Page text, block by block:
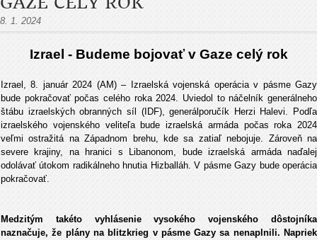
8. 1. 2024
Izrael - Budeme bojovať v Gaze celý rok
Izrael, 8. január 2024 (AM) – Izraelská vojenská operácia v pásme Gazy
bude pokračovať počas celého roka 2024. Uviedol to náčelník generálneho
štábu izraelských obranných síl (IDF), generálporučík Herzi Halevi. Podľa
izraelského vojenského veliteľa bude izraelská armáda počas roka 2024
veľmi ostražitá na Západnom brehu, kde sa zatiaľ nebojuje. Zároveň na
severe krajiny, na hranici s Libanonom, bude izraelská armáda naďalej
odolávať útokom radikálneho hnutia Hizballáh. V pásme Gazy bude operácia
pokračovať.
Medzitým takéto vyhlásenie vysokého vojenského dôstojníka
naznačuje, že plány na blitzkrieg v pásme Gazy sa nenaplnili. Napriek